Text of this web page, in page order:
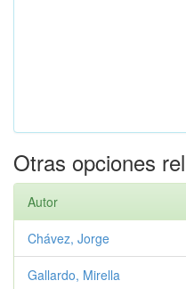
Otras opciones
Autor
Chávez, Jorge
Gallardo, Mirella